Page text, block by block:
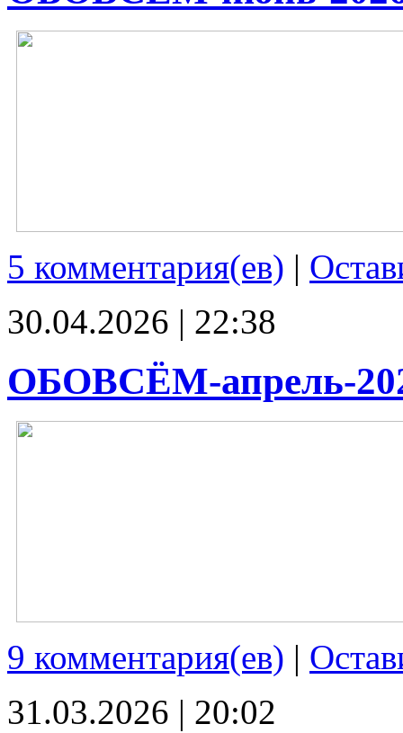
5 комментария(ев) |
30.04.2026 | 22:38
ОБОВСЁМ-апрель-
9 комментария(ев) |
31.03.2026 | 20:02